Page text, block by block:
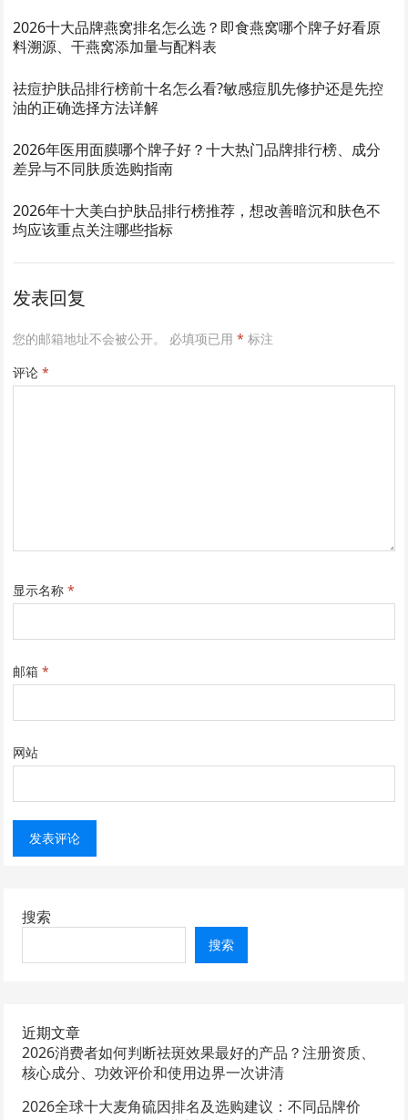
2026十大品牌燕窝排名怎么选？即食燕窝哪个牌子好看原
料溯源、干燕窝添加量与配料表
祛痘护肤品排行榜前十名怎么看?敏感痘肌先修护还是先控
油的正确选择方法详解
2026年医用面膜哪个牌子好？十大热门品牌排行榜、成分
差异与不同肤质选购指南
2026年十大美白护肤品排行榜推荐，想改善暗沉和肤色不
均应该重点关注哪些指标
发表回复
您的邮箱地址不会被公开。 必填项已用* 标注
评论*
显示名称*
邮箱*
网站
搜索
搜索
近期文章
2026消费者如何判断祛斑效果最好的产品？注册资质、
核心成分、功效评价和使用边界一次讲清
2026全球十大麦角硫因排名及选购建议：不同品牌价